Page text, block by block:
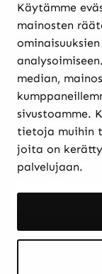
Käytämme
mainosten
median,
sivustoamme.
tietoja muihin
joita on
palvelujaan.
Etkö
Haku: